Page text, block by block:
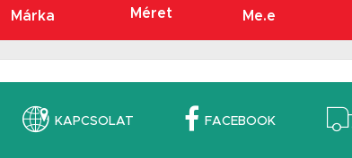
Márka Méret Me.e
KAPCSOLAT FACEBOOK